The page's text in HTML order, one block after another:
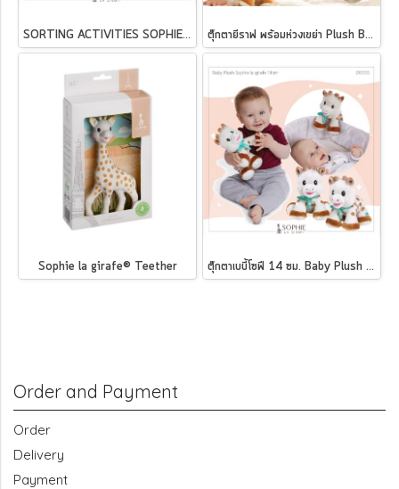
SORTING ACTIVITIES SOPHIE LA GIRAFE ตุ๊กตายีราฟ พร้อมห่วงเขย่า Plush Balls Sophie la girafe
Sophie la girafe® Teether ตุ๊กตาเบบี้โซฟี 14 ซม. Baby Plush Sophie la girafe 14cm
Order and Payment
Order
Delivery
Payment